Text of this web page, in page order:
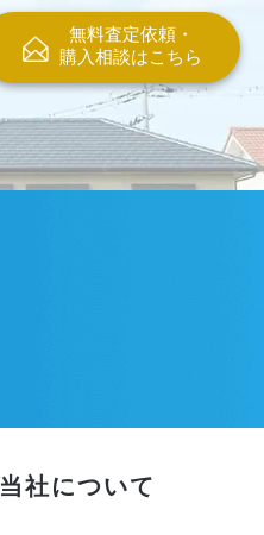
無料査定依頼・
購入相談はこちら
当社について